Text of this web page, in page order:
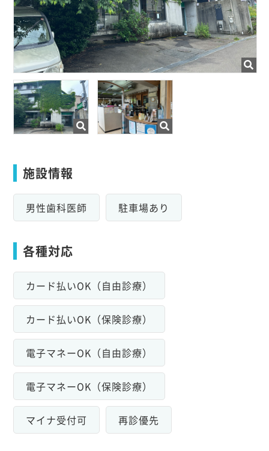
施設情報
男性歯科医師 駐車場あり
各種対応
カード払いOK（自由診療）
カード払いOK（保険診療）
電子マネーOK（自由診療）
電子マネーOK（保険診療）
マイナ受付可 再診優先